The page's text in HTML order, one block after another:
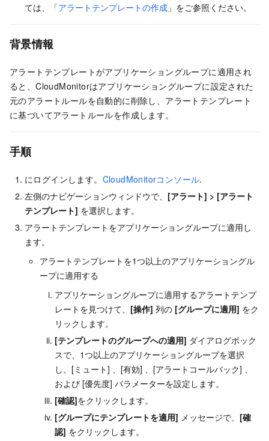
ては、「アラートテンプレートの作成 」をご参照ください。
背景情報
アラートテンプレートがアプリケーショングループに適用され
ると、CloudMonitorはアプリケーショングループに設定された
元のアラートルールを自動的に削除し、アラートテンプレート
に基づいてアラートルールを作成します。
手順
にログインします。 CloudMonitorコンソール.
左側のナビゲーションウィンドウで、 [アラート] > [アラート
テンプレート] を選択します。
アラートテンプレートをアプリケーショングループに適用し
ます。
アラートテンプレートを1つ以上のアプリケーショングル
ープに適用する
アプリケーショングループに適用するアラートテンプ
レートを見つけて、 [操作] 列の [グループに適用] をク
リックします。
[テンプレートのグループへの適用] ダイアログボック
スで、1つ以上のアプリケーショングループを選択
し、[ミュート] 、[有効] 、[アラートコールバック] 、
および [優先度] パラメーターを設定します。
[確認]をクリックします。
[グループにテンプレートを適用] メッセージで、 [確
認] をクリックします。